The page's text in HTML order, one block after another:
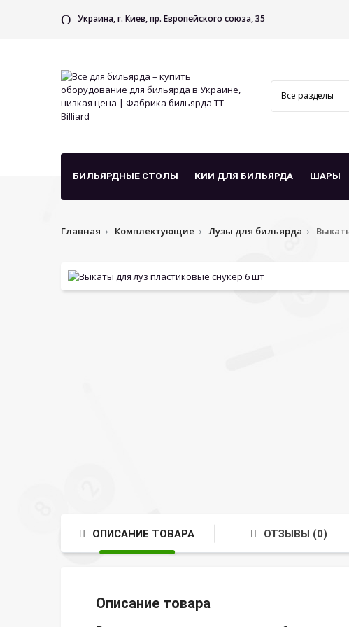
Украина, г. Киев, пр. Европейского союза, 35
БИЛЬЯРДНЫЕ СТОЛЫ КИИ ДЛЯ БИЛЬЯРДА ШАРЫ
Главная Комплектующие Лузы для бильярда
ОПИСАНИЕ ТОВАРА ОТЗЫВЫ (0)
Описание товара